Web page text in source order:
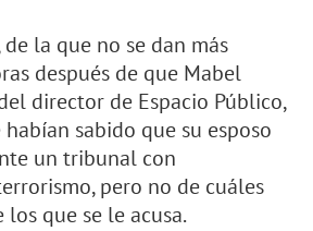
la que no se dan más
después de que Mabel
director de Espacio Público,
sabido que su esposo
un tribunal con
pero no de cuáles
que se le acusa.